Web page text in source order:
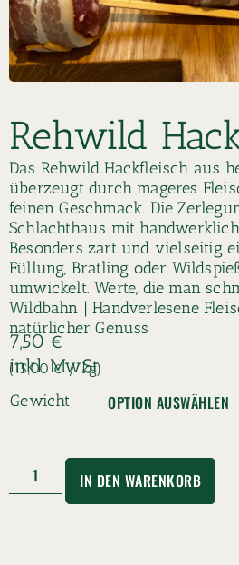
Rehwild
Das Rehwild Hackfleisch aus
überzeugt durch mageres
feinen Geschmack. Die
Schlachthaus mit
Besonders zart und vielseitig
Füllung, Bratling oder
umwickelt. Werte, die man
Wildbahn | Handverlesene
natürlicher Genuss
7,50€
inkl. MwSt.
15,00€ / kg
Gewicht
IN DEN WARENKORB